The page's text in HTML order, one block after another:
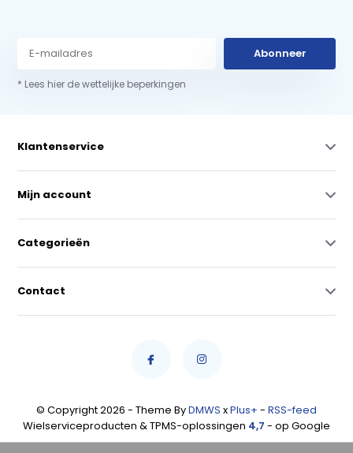
Abonneer
* Lees hier de wettelijke beperkingen
Klantenservice
Mijn account
Categorieën
Contact
© Copyright 2026 - Theme ByDMWS xPlus+ - RSS-feed
Wielserviceproducten & TPMS-oplossingen 4,7 - op Google